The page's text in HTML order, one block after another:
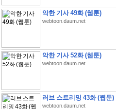
악한 기사 49화 (웹툰)
webtoon.daum.net
악한 기사 52화 (웹툰)
webtoon.daum.net
러브 스트리밍 43화 (웹툰)
webtoon.daum.net